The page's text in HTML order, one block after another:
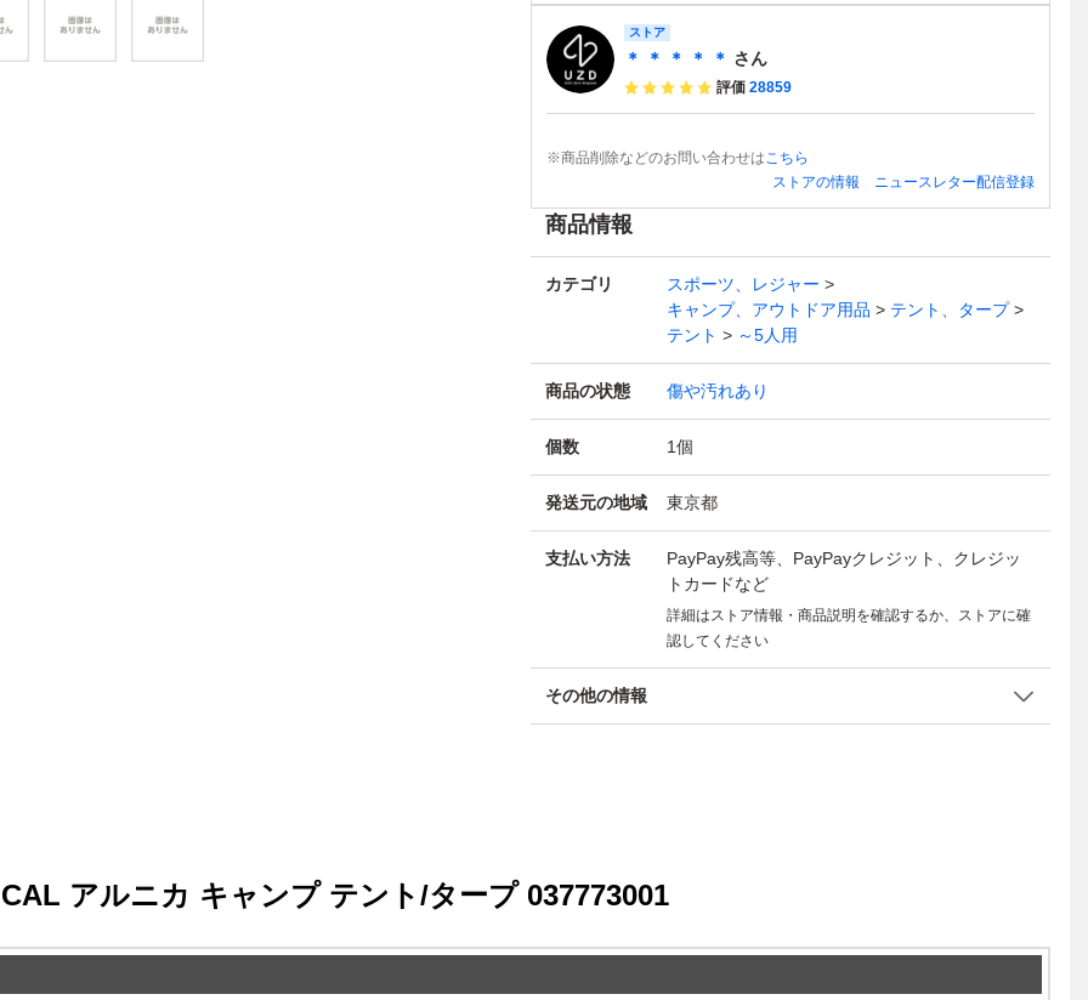
ストア
＊ ＊ ＊ ＊ ＊ さん
評価 28859
※商品削除などのお問い合わせはこちら
ストアの情報
ニュースレター配信登録
商品情報
カテゴリ
スポーツ、レジャー
キャンプ、アウトドア用品
テント、タープ
テント
～5人用
商品の状態 傷や汚れあり
個数 1個
発送元の地域 東京都
支払い方法
PayPay残高等、PayPayクレジット、クレジッ
トカードなど
詳細はストア情報・商品説明を確認するか、ストアに確
認してください
その他の情報